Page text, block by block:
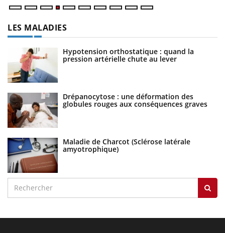
LES MALADIES
Hypotension orthostatique : quand la
pression artérielle chute au lever
Drépanocytose : une déformation des
globules rouges aux conséquences graves
Maladie de Charcot (Sclérose latérale
amyotrophique)